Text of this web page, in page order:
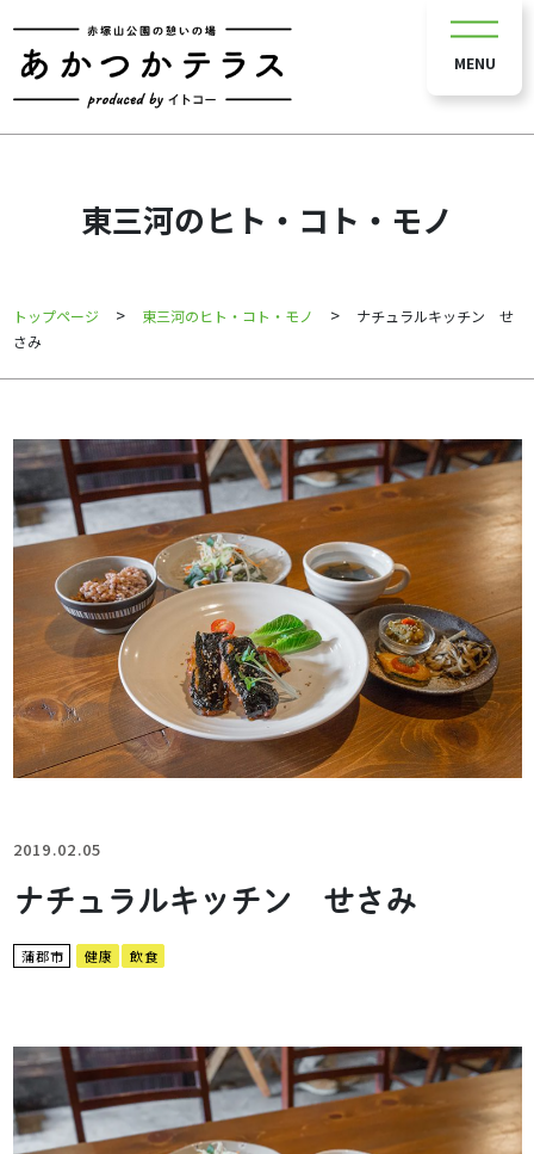
MENU
東三河のヒト・コト・モノ
トップページ > 東三河のヒト・コト・モノ >
ナチュラルキッチン せ
さみ
2019.02.05
ナチュラルキッチン せさみ
蒲郡市 健康 飲食